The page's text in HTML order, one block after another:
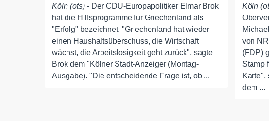
Köln (ots) - Der CDU-Europapolitiker Elmar Brok
hat die Hilfsprogramme für Griechenland als
"Erfolg" bezeichnet. "Griechenland hat wieder
einen Haushaltsüberschuss, die Wirtschaft
wächst, die Arbeitslosigkeit geht zurück", sagte
Brok dem "Kölner Stadt-Anzeiger (Montag-
Ausgabe). "Die entscheidende Frage ist, ob ...
Köln
von
(FDP)
Stamp
Karte",
dem ...